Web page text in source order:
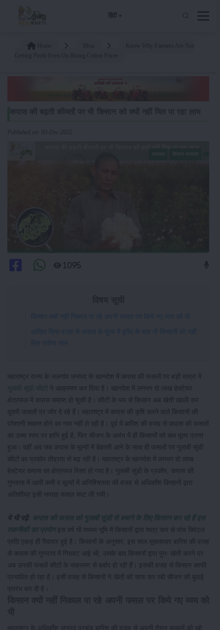
हिंदी
Published on: 03-Dec-2022
1095
किसान क्यों नहीं निकाल पा रहे अपनी फसल पर किये गए व्यय को भी
आखिर किस वजह से कपास के मूल्य में वृध्दि के बाद भी किसानों को नहीं
मिल पायेगा लाभ
महाराष्ट्र राज्य के जलगांव जनपद के खानदेश में कपास की फसलों पर बड़ी मात्रा में
गुलाबी सूंडी कीटों
ने आक्रमण कर दिया है। खानदेश में लगभग दो लाख हेक्टेयर
क्षेत्रफल में कपास समाप्त हो चुकी है। कीटों के भय से किसान अब खेती खाली कर
दूसरी फसलों पर जोर दे रहे हैं। महाराष्ट्र में कपास की कृषि करने वाले किसानों की
परेशानी समाप्त होने का नाम नहीं ले रही है। पूर्व में बारिश की वजह से कपास की फसलों
का उच्च स्तर पर हानि हुई है, फिर सीजन के आरंभ में ही किसानों को कम मूल्य प्राप्त
हुआ। वहीं अब जब कपास के मूल्यों में बेहतरी आने के साथ ही फसलों पर गुलाबी सुंडी
कीटों का प्रकोप तीव्रता से बढ़ रही है। महाराष्ट्र के खानदेश में लगभग दो लाख
हेक्टेयर कपास का क्षेत्रफल रिक्त हो गया है। गुलाबी सुंडी के प्रकोप, कपास की
गुणवत्ता में आयी कमी व मूल्यों में अनिश्चितता की वजह से अधिकाँश किसानों द्वारा
अतिशीघ्र इसी सप्ताह फसल काट ली गयी।
ये भी पढ़ें: कपास की फसल को गुलाबी सुंडी से बचाने के लिए किसान कर रहे हैं इस
तकनीकी का प्रयोगइस वर्ष भी मध्यम भूमि में किसानों द्वारा मात्र चार से पांच क्विंटल
प्रति एकड़ ही पैदावार हुई है। किसानों के अनुसार, इस साल मूसलाधार बारिश की वजह
से कपास की गुणवत्ता में गिरावट आई थी, उसके बाद किसानों द्वारा पुनः खेती करने पर
अब उनकी फसलें कीटों के संक्रमण से बर्बाद हो रही हैं। इसकी वजह से किसान काफी
प्रभावित हो रहा है। इसी वजह से किसानों ने खेतों को साफ कर रबी सीजन की बुवाई
प्रारंभ कर दी है। .
महाराष्ट्र के अधिकाँश जनपद प्रचंड बारिश की वजह से अपनी तैयार फसलों को खो